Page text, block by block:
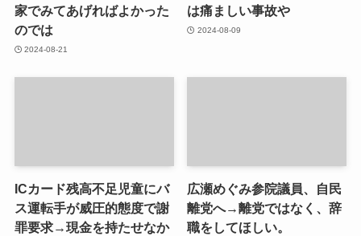
家でみてあげればよかった
のでは
2024-08-21
は痛ましい事故や
2024-08-09
ICカード残高不足児童にバ
ス運転手が威圧的態度で謝
罪要求→現金を持たせなか
広瀬めぐみ参院議員、自民
離党へ→離党ではなく、辞
職をしてほしい。